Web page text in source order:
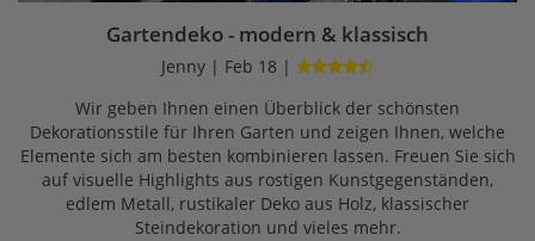
Gartendeko - modern & klassisch
Jenny | Feb 18 |
Wir geben Ihnen einen Überblick der schönsten
Dekorationsstile für Ihren Garten und zeigen Ihnen, welche
Elemente sich am besten kombinieren lassen. Freuen Sie sich
auf visuelle Highlights aus rostigen Kunstgegenständen,
edlem Metall, rustikaler Deko aus Holz, klassischer
Steindekoration und vieles mehr.